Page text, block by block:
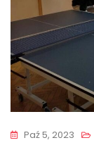
Paź 5, 2023